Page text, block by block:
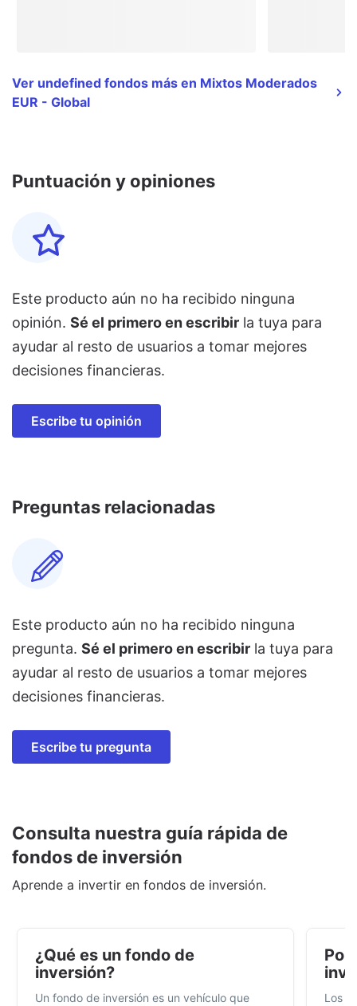
Ver undefined fondos más en Mixtos Moderados
EUR - Global
Puntuación y opiniones
Este producto aún no ha recibido ninguna
opinión. Sé el primero en escribir la tuya para
ayudar al resto de usuarios a tomar mejores
decisiones financieras.
Escribe tu opinión
Preguntas relacionadas
Este producto aún no ha recibido ninguna
pregunta. Sé el primero en escribir la tuya para
ayudar al resto de usuarios a tomar mejores
decisiones financieras.
Escribe tu pregunta
Consulta nuestra guía rápida de
fondos de inversión
Aprende a invertir en fondos de inversión.
¿Qué es un fondo de
inversión?
Un fondo de inversión es un vehículo que
Por
Los